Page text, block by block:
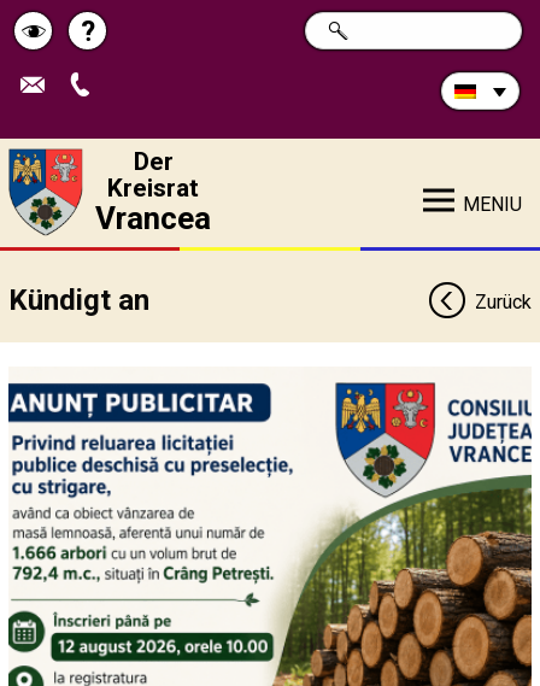
Schimbă
contrastul
Pagina
de
?
Durchsuchen
Sie
SUCHE
Der
Kreisrat
Vrancea MENIU
Kündigt an Zurück